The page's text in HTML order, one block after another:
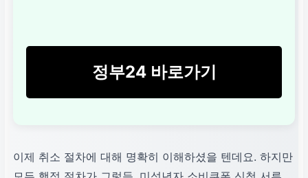
정부24 바로가기
이제 취소 절차에 대해 명확히 이해하셨을 텐데요. 하지만